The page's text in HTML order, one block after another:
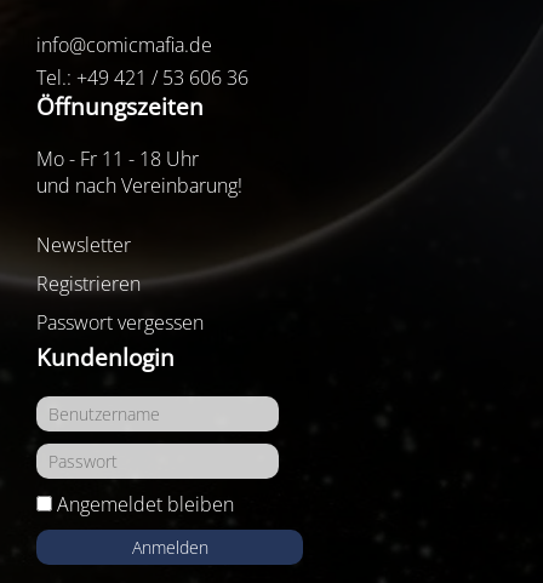
info@comicmafia.de
Tel.: +49 421 / 53 606 36
Öffnungszeiten
Mo - Fr 11 - 18 Uhr
und nach Vereinbarung!
Newsletter
Registrieren
Passwort vergessen
Kundenlogin
Angemeldet bleiben
Anmelden